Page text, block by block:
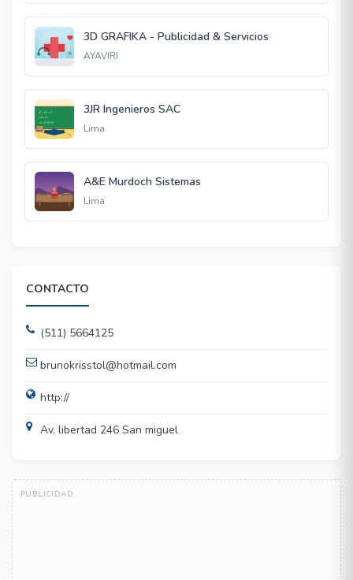
3D GRAFIKA - Publicidad & Servicios
AYAVIRI
3JR Ingenieros SAC
Lima
A&E Murdoch Sistemas
Lima
CONTACTO
(511) 5664125
brunokrisstol@hotmail.com
http://
Av. libertad 246 San miguel